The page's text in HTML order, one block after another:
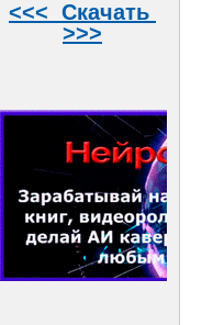
<<< Скачать
>>>